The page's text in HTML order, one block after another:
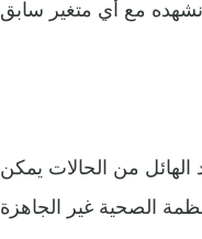
من الحالات يمكن